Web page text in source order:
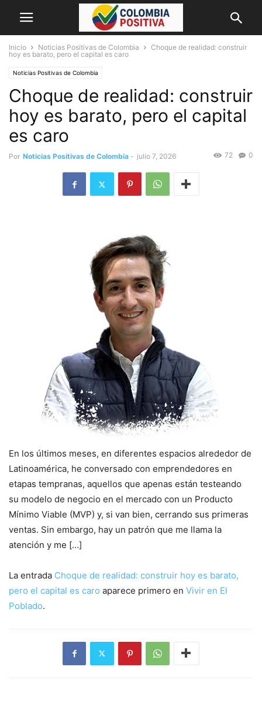
Inicio Noticias Positivas de Colombia
Choque de realidad: construir
hoy es barato, pero el capital es caro
Noticias Positivas de Colombia
Choque de realidad: construir
hoy es barato, pero el capital
es caro
Por Noticias Positivas de Colombia - julio 7, 2026 0
72
En los últimos meses, en diferentes espacios alrededor de
Latinoamérica, he conversado con emprendedores en
etapas tempranas, aquellos que apenas están testeando
su modelo de negocio en el mercado con un Producto
Mínimo Viable (MVP) y, si van bien, cerrando sus primeras
ventas. Sin embargo, hay un patrón que me llama la
atención y me […]
La entrada Choque de realidad: construir hoy es barato,
pero el capital es caro aparece primero en Vivir en El
Poblado.